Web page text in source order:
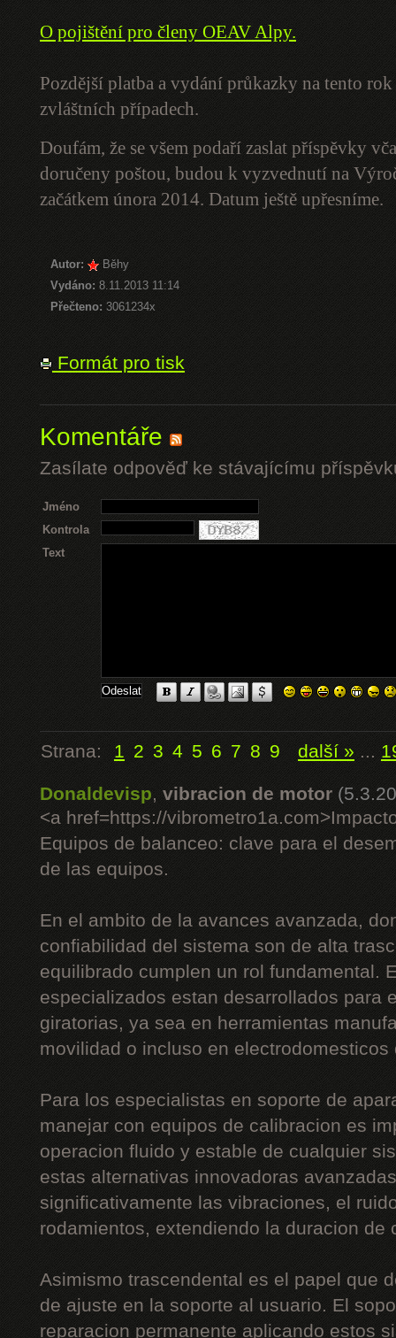
O pojištění pro členy OEAV Alpy.
Pozdější platba a vydání průkazky na tento
zvláštních případech.
Doufám, že se všem podaří zaslat příspěvky
doručeny poštou, budou k vyzvednutí na
začátkem února 2014. Datum ještě upřesníme.
Autor:
Běhy
Vydáno: 8.11.2013 11:14
Přečteno: 3061234x
Formát pro tisk
Komentáře
Zasílate odpověď ke stávajícímu
Jméno
Kontrola
Text
Strana: 1 2 3 4 5 6 7 8 9 další » ...
Donaldevisp, vibracion de motor
<a href=https://
Equipos de balanceo: clave para el
de las equipos.
En el ambito de la avances avanzada,
confiabilidad del sistema son de alta
equilibrado cumplen un rol fundamental.
especializados estan desarrollados para
giratorias, ya sea en herramientas
movilidad o incluso en electrodomesticos
Para los especialistas en soporte de
manejar con equipos de calibracion es
operacion fluido y estable de cualquier
estas alternativas innovadoras
significativamente las vibraciones, el
rodamientos, extendiendo la duracion de
Asimismo trascendental es el papel que
de ajuste en la soporte al usuario. El
reparacion permanente aplicando estos